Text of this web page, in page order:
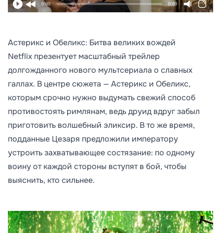
0:00 0:00
Астерикс и Обеликс: Битва великих вождей
Netflix презентует масштабный трейлер
долгожданного нового мультсериала о славных
галлах. В центре сюжета — Астерикс и Обеликс,
которым срочно нужно выдумать свежий способ
противостоять римлянам, ведь друид вдруг забыл
приготовить волшебный эликсир. В то же время,
подданные Цезаря предложили императору
устроить захватывающее состязание: по одному
воину от каждой стороны вступят в бой, чтобы
выяснить, кто сильнее.